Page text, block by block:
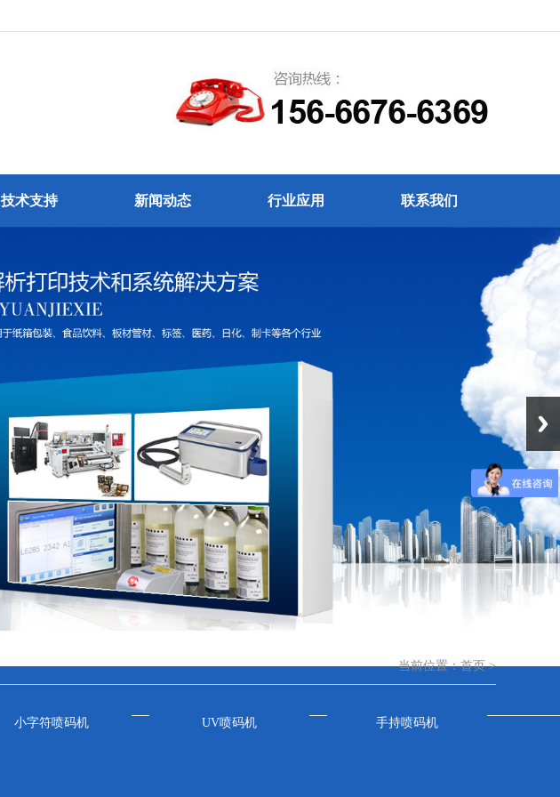
技术支持 新闻动态 行业应用 联系我们
当前位置：首页>
小字符喷码机 UV喷码机 手持喷码机